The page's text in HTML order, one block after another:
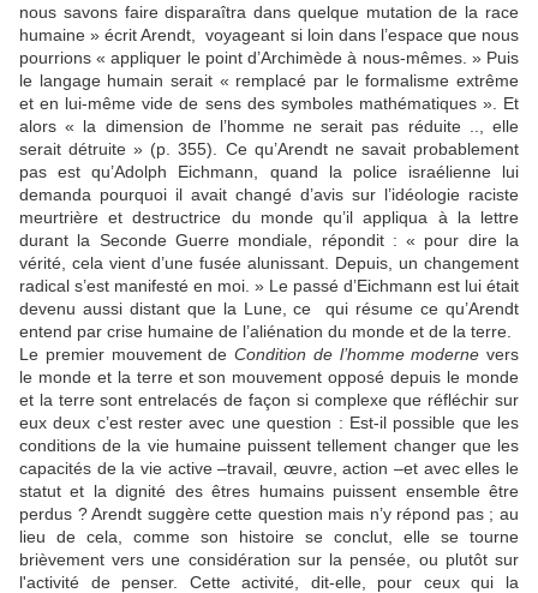
nous savons faire disparaîtra dans quelque mutation de la race
humaine » écrit Arendt, voyageant si loin dans l’espace que nous
pourrions « appliquer le point d’Archimède à nous-mêmes. » Puis
le langage humain serait « remplacé par le formalisme extrême
et en lui-même vide de sens des symboles mathématiques ». Et
alors « la dimension de l’homme ne serait pas réduite .., elle
serait détruite » (p. 355). Ce qu’Arendt ne savait probablement
pas est qu’Adolph Eichmann, quand la police israélienne lui
demanda pourquoi il avait changé d’avis sur l’idéologie raciste
meurtrière et destructrice du monde qu’il appliqua à la lettre
durant la Seconde Guerre mondiale, répondit : « pour dire la
vérité, cela vient d’une fusée alunissant. Depuis, un changement
radical s’est manifesté en moi. » Le passé d’Eichmann est lui était
devenu aussi distant que la Lune, ce qui résume ce qu’Arendt
entend par crise humaine de l’aliénation du monde et de la terre.
Le premier mouvement de Condition de l’homme moderne vers
le monde et la terre et son mouvement opposé depuis le monde
et la terre sont entrelacés de façon si complexe que réfléchir sur
eux deux c’est rester avec une question : Est-il possible que les
conditions de la vie humaine puissent tellement changer que les
capacités de la vie active –travail, œuvre, action –et avec elles le
statut et la dignité des êtres humains puissent ensemble être
perdus ? Arendt suggère cette question mais n’y répond pas ; au
lieu de cela, comme son histoire se conclut, elle se tourne
brièvement vers une considération sur la pensée, ou plutôt sur
l'activité de penser. Cette activité, dit-elle, pour ceux qui la